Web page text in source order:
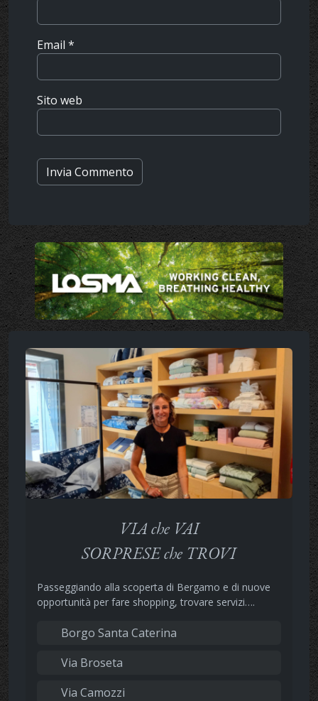
Email *
Sito web
VIA che VAI
SORPRESE che TROVI
Passeggiando alla scoperta di Bergamo e di nuove
opportunità per fare shopping, trovare servizi….
Borgo Santa Caterina
Via Broseta
Via Camozzi